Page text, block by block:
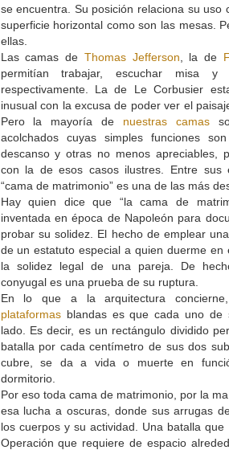
se encuentra. Su posición relaciona su uso
superficie horizontal como son las mesas.
ellas.
Las camas de Thomas Jefferson , la de
permitían trabajar, escuchar misa
respectivamente. La de Le Corbusier
inusual con la excusa de poder ver el
Pero la mayoría de nuestras camas
acolchados cuyas simples funciones
descanso y otras no menos apreciables,
con la de esos casos ilustres. Entre sus
“cama de matrimonio” es una de las más
Hay quien dice que “la cama de
inventada en época de Napoleón para
probar su solidez. El hecho de emplear
de un estatuto especial a quien duerme
la solidez legal de una pareja. De
conyugal es una prueba de su ruptura.
En lo que a la arquitectura
plataformasblandas es que cada uno de
lado. Es decir, es un rectángulo dividido
batalla por cada centímetro de sus dos
cubre, se da a vida o muerte en
dormitorio.
Por eso toda cama de matrimonio, por la
esa lucha a oscuras, donde sus arrugas
los cuerpos y su actividad. Una batalla
Operación que requiere de espacio